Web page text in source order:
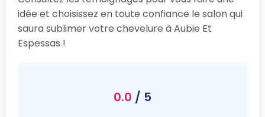
idée et choisissez en toute confiance le salon qui
saura sublimer votre chevelure à Aubie Et
Espessas !
0.0 / 5